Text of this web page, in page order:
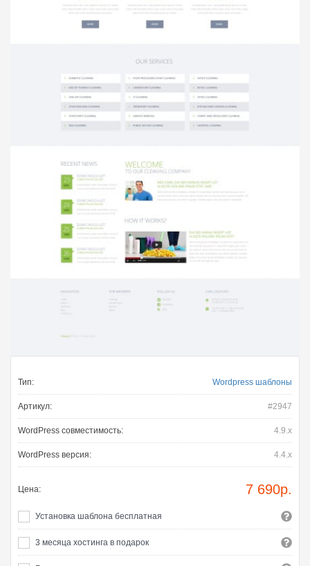
Тип: Wordpress шаблоны
Артикул: #2947
WordPress совместимость: 4.9.x
WordPress версия: 4.4.x
Цена: 7 690р.
Установка шаблона бесплатная
3 месяца хостинга в подарок